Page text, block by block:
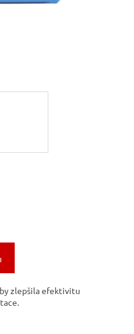
zlepšila efektivitu